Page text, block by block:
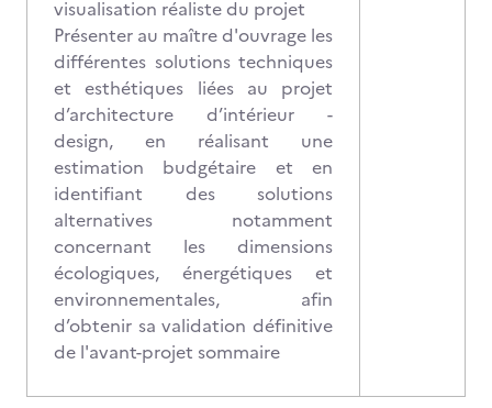
visualisation réaliste du projet
Présenter au maître d'ouvrage les
différentes solutions techniques
et esthétiques liées au projet
d’architecture d’intérieur -
design, en réalisant une
estimation budgétaire et en
identifiant des solutions
alternatives notamment
concernant les dimensions
écologiques, énergétiques et
environnementales, afin
d’obtenir sa validation définitive
de l'avant-projet sommaire